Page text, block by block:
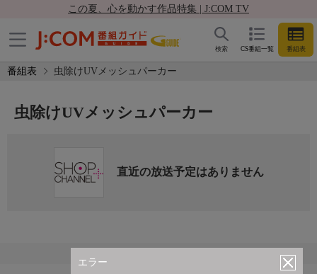
この夏、心を動かす作品特集 | J:COM TV
CS番組一覧 番組表
検索
番組表 虫除けUVメッシュパーカー
エラー
虫除けUVメッシュパーカー
直近の放送予定はありません